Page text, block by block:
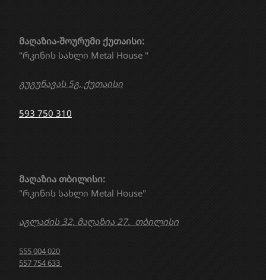
მაღაზია თბილისი:
"რკინის სახლი Metal House"
აგლაძის 32, მაღაზია 27. თბილისი
555 004 020
557 754 633
მაღაზია-შოურუმი ქუთაისი:
"რკინის სახლი Metal House "
გუგუნავას 5გ, ქუთაისი
593 750 310